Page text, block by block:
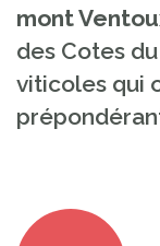
mont
des Cotes
viticoles qui